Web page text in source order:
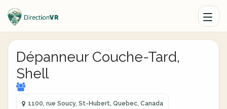
Dépanneur Couche-Tard,
Shell
1100, rue Soucy, St-Hubert, Quebec, Canada